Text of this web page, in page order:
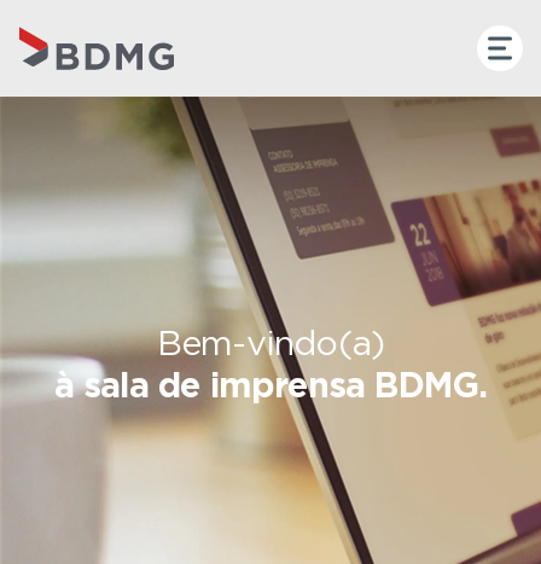
Bem-vindo(a)
à sala de imprensa BDMG.